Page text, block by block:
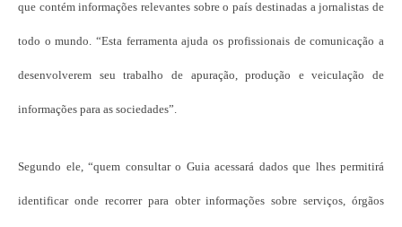
que contém informações relevantes sobre o país destinadas a jornalistas de
todo o mundo. “Esta ferramenta ajuda os profissionais de comunicação a
desenvolverem seu trabalho de apuração, produção e veiculação de
informações para as sociedades”.
Segundo ele, “quem consultar o Guia acessará dados que lhes permitirá
identificar onde recorrer para obter informações sobre serviços, órgãos